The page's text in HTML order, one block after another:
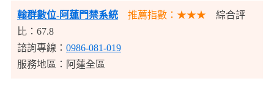
翰群數位-阿蓮門禁系統 推薦指數：★★★
綜合評
比：67.8
諮詢專線： 0986-081-019
服務地區：阿蓮全區